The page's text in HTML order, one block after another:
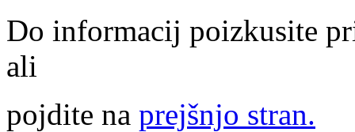
Do informacij poizkusite
ali
pojdite na prejšnjo stran.